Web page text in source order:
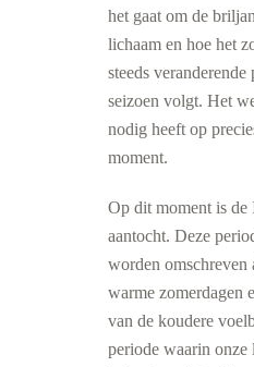
het gaat om de
lichaam en hoe het
steeds veranderende
seizoen volgt. Het
nodig heeft op
moment.
Op dit moment is de
aantocht. Deze
worden omschreven
warme zomerdagen
van de koudere
periode waarin onze